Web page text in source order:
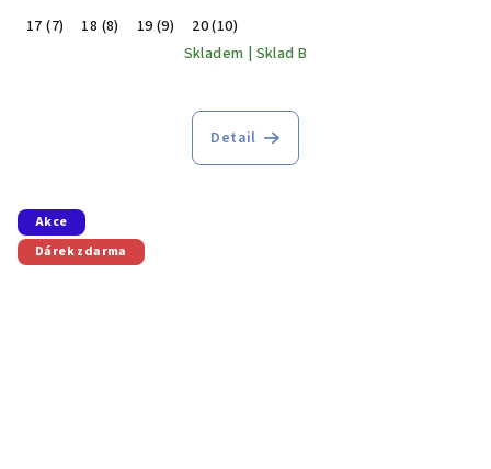
17 (7) 18 (8) 19 (9)
20 (10)
Skladem | Sklad B
Detail
Akce
Dárek zdarma